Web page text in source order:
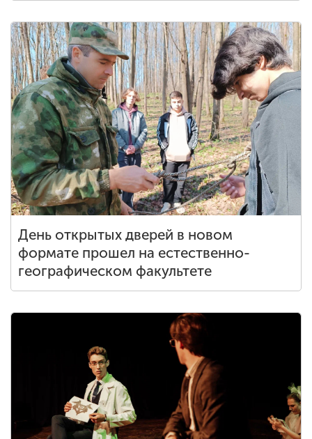
День открытых дверей в новом
формате прошел на естественно-
географическом факультете